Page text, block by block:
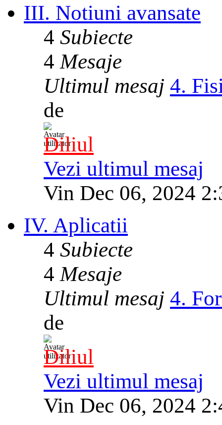
III. Notiuni avansate
4 Subiecte
4 Mesaje
Ultimul mesaj 4.
de
Diliul
Vezi ultimul mesaj
Vin Dec 06, 2024
IV. Aplicatii
4 Subiecte
4 Mesaje
Ultimul mesaj 4.
de
Diliul
Vezi ultimul mesaj
Vin Dec 06, 2024